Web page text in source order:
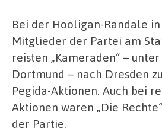
Bei der Hooligan-Randale
Mitglieder der Partei am
reisten „Kameraden“ –
Dortmund – nach Dresden
Pegida-Aktionen. Auch bei
Aktionen waren „Die
der Partie.